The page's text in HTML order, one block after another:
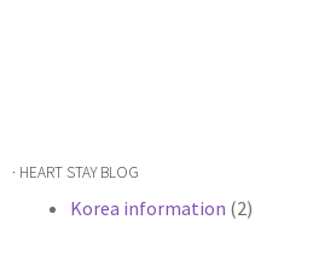
· HEART STAY BLOG
Korea information (2)